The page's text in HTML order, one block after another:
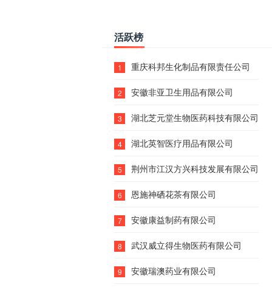
活跃榜
1 重庆科邦生化制品有限责任公司
2 安徽非亚卫生用品有限公司
3 湖北芝元堂生物医药科技有限公司
4 湖北英智医疗用品有限公司
5 荆州市江汉方兴科技发展有限公司
6 恩施神硒花茶有限公司
7 安徽康益制药有限公司
8 武汉威立得生物医药有限公司
9 安徽瑞澳药业有限公司